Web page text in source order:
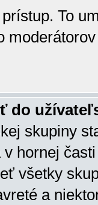
To
do
skupiny
hornej
všetky
a